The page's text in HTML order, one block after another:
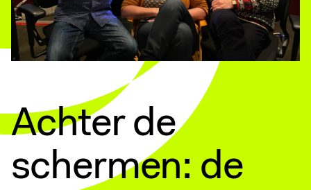
Achter de
schermen: de